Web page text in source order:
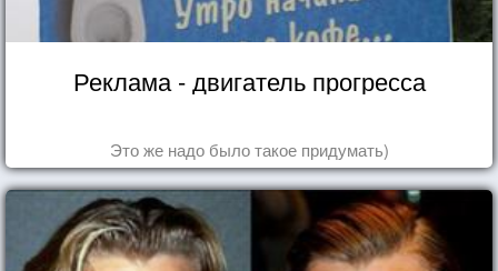
Реклама - двигатель прогресса
Это же надо было такое придумать)